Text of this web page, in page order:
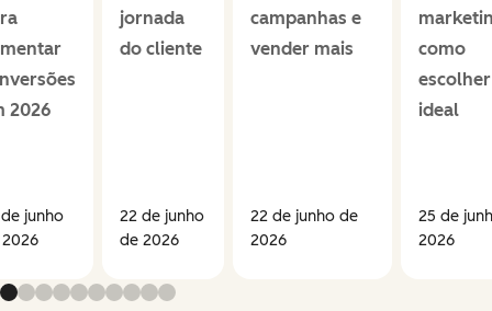
2026
junho
jornada
do cliente
22 de junho
de 2026
campanhas e
vender mais
22 de junho de
2026
como
ideal
25 de
2026